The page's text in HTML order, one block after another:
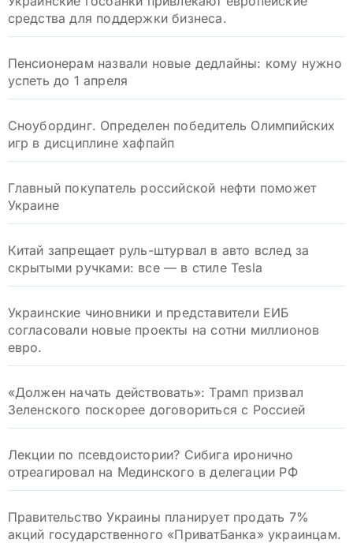
средства для поддержки бизнеса.
Пенсионерам назвали новые дедлайны: кому нужно
успеть до 1 апреля
Сноубординг. Определен победитель Олимпийских
игр в дисциплине хафпайп
Главный покупатель российской нефти поможет
Украине
Китай запрещает руль-штурвал в авто вслед за
скрытыми ручками: все — в стиле Tesla
Украинские чиновники и представители ЕИБ
согласовали новые проекты на сотни миллионов
евро.
«Должен начать действовать»: Трамп призвал
Зеленского поскорее договориться с Россией
Лекции по псевдоистории? Сибига иронично
отреагировал на Мединского в делегации РФ
Правительство Украины планирует продать 7%
акций государственного «ПриватБанка» украинцам.